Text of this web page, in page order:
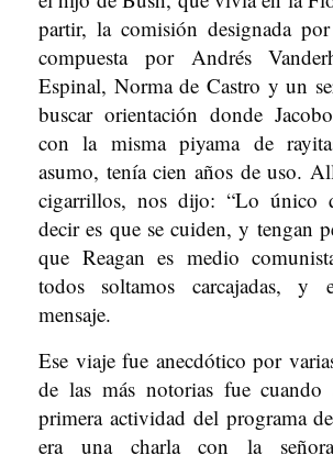
partir, la comisión designada
compuesta por Andrés
Espinal, Norma de Castro y un
buscar orientación donde
con la misma piyama de
asumo, tenía cien años de uso.
cigarrillos, nos dijo: “Lo único
decir es que se cuiden, y tengan
que Reagan es medio
todos soltamos carcajadas, y
mensaje.
Ese viaje fue anecdótico por
de las más notorias fue cuando
primera actividad del programa
era una charla con la